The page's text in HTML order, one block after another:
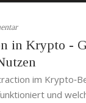
in Krypto -
im
und